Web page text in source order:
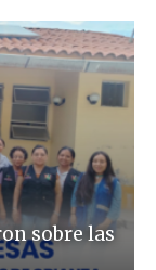
sobre las